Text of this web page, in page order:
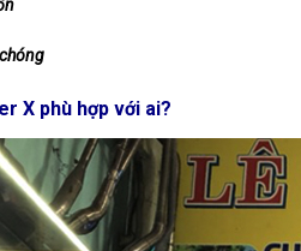
X phù hợp với ai?